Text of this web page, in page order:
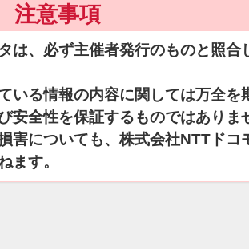
注意事項
は、必ず主催者発行のものと照合
いる情報の内容に関しては万全を
安全性を保証するものではありま
害についても、株式会社NTTドコ
ます。